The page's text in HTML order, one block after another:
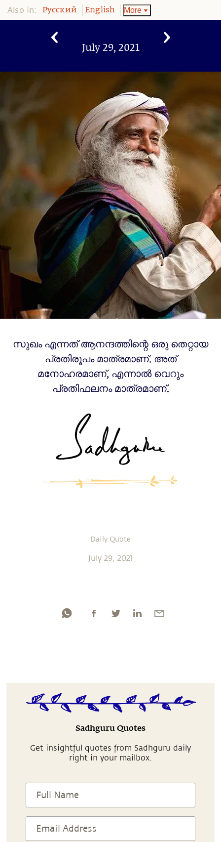
Also in: Pусский English More
July 29, 2021
സുഖം എന്നത് ആനന്ദത്തിന്റെ ഒരു തെറ്റായ
പ്രതിരൂപം മാത്രമാണ്. അത്
മനോഹരമാണ്, എന്നാൽ വെറും
പ്രതിഫലനം മാത്രമാണ്.
Daily Quote
July 29, 2021
Sadhguru Quotes
Get insightful quotes from Sadhguru daily
right in your mailbox.